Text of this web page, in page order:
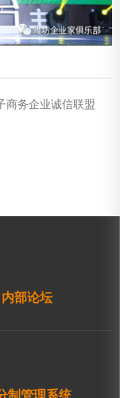
商务企业诚信联盟
内部论坛
制管理系统